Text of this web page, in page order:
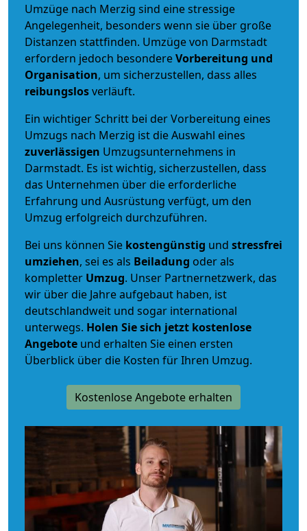
Umzüge nach Merzig sind eine stressige
Angelegenheit, besonders wenn sie über große
Distanzen stattfinden. Umzüge von Darmstadt
erfordern jedoch besondereVorbereitung und
Organisation, um sicherzustellen, dass alles
reibungslosverläuft.
Ein wichtiger Schritt bei der Vorbereitung eines
Umzugs nach Merzig ist die Auswahl eines
zuverlässigen Umzugsunternehmens in
Darmstadt. Es ist wichtig, sicherzustellen, dass
das Unternehmen über die erforderliche
Erfahrung und Ausrüstung verfügt, um den
Umzug erfolgreich durchzuführen.
Bei uns können Sie kostengünstig und stressfrei
umziehen, sei es als Beiladung oder als
kompletter Umzug. Unser Partnernetzwerk, das
wir über die Jahre aufgebaut haben, ist
deutschlandweit und sogar international
unterwegs. Holen Sie sich jetzt kostenlose
Angebote und erhalten Sie einen ersten
Überblick über die Kosten für Ihren Umzug.
Kostenlose Angebote erhalten